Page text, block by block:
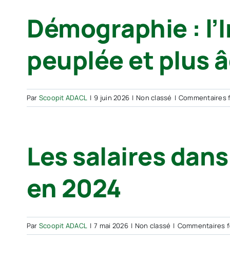
Démographie :
peuplée et plus
Par Scoopit ADACL | 9 juin 2026 | Non classé | Commentaires
Les salaires
en 2024
Par Scoopit ADACL | 7 mai 2026 | Non classé | Commentaires